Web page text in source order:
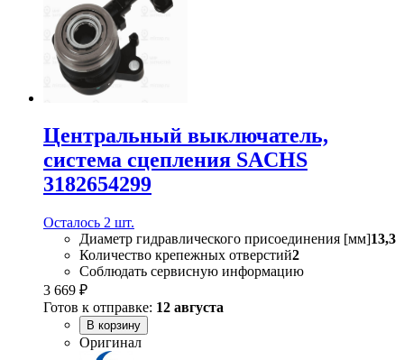
Центральный выключатель,
система сцепления SACHS
3182654299
Осталось 2 шт.
Диаметр гидравлического присоединения [мм]13,3
Количество крепежных отверстий2
Соблюдать сервисную информацию
3 669 ₽
Готов к отправке: 12 августа
В корзину
Оригинал